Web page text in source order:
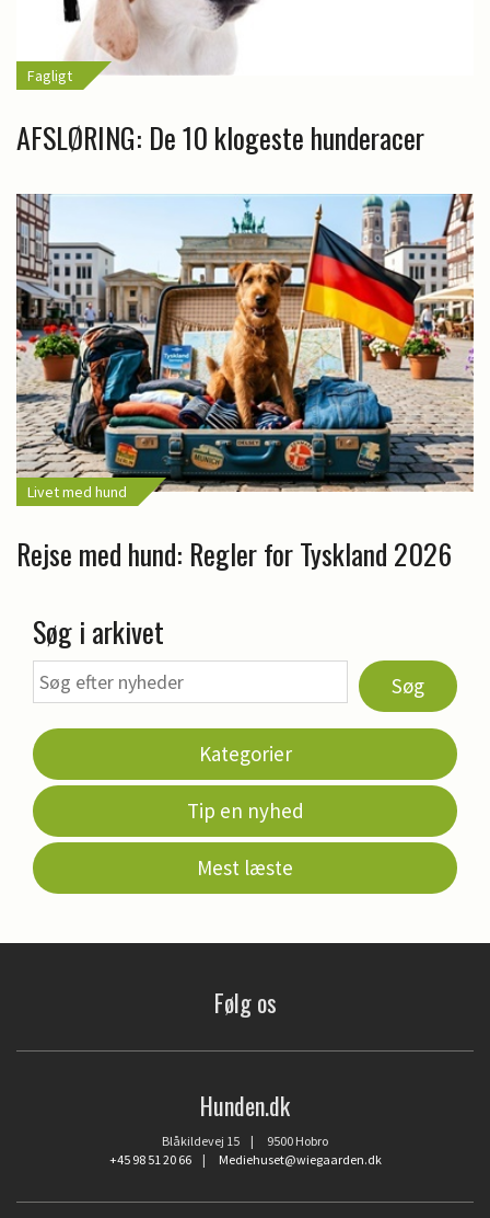
Fagligt
AFSLØRING: De 10 klogeste hunderacer
Livet med hund
Rejse med hund: Regler for Tyskland 2026
Søg i arkivet
Søg
Kategorier
Tip en nyhed
Mest læste
Følg os
Hunden.dk
Blåkildevej 15 | 9500 Hobro
+45 98 51 20 66| Mediehuset@wiegaarden.dk